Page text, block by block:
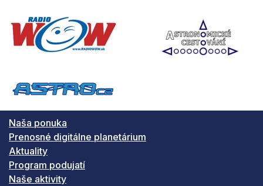
Naša ponuka
Prenosné digitálne planetárium
Aktuality
Program podujatí
Naše aktivity